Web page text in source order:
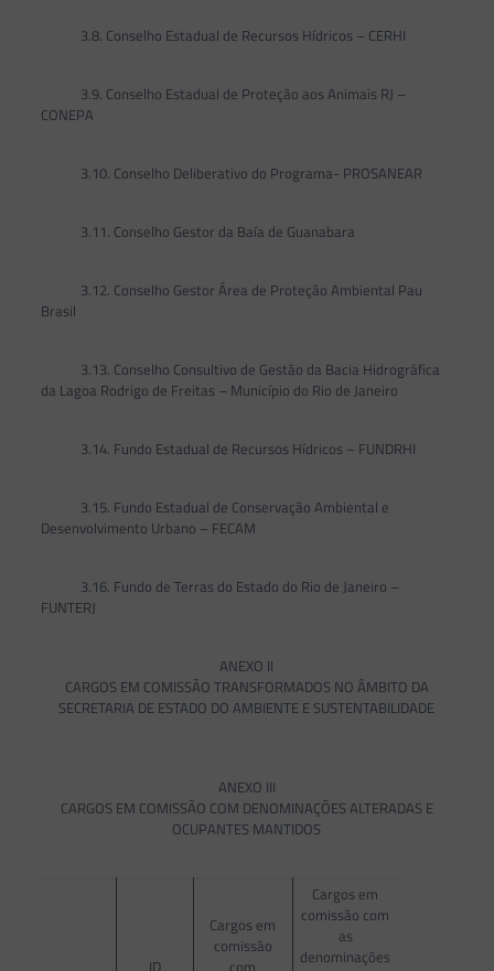
3.8. Conselho Estadual de Recursos Hídricos – CERHI
3.9. Conselho Estadual de Proteção aos Animais RJ –
CONEPA
3.10. Conselho Deliberativo do Programa- PROSANEAR
3.11. Conselho Gestor da Baía de Guanabara
3.12. Conselho Gestor Área de Proteção Ambiental Pau
Brasil
3.13. Conselho Consultivo de Gestão da Bacia Hidrográfica
da Lagoa Rodrigo de Freitas – Município do Rio de Janeiro
3.14. Fundo Estadual de Recursos Hídricos – FUNDRHI
3.15. Fundo Estadual de Conservação Ambiental e
Desenvolvimento Urbano – FECAM
3.16. Fundo de Terras do Estado do Rio de Janeiro –
FUNTERJ
ANEXO II
CARGOS EM COMISSÃO TRANSFORMADOS NO ÂMBITO DA
SECRETARIA DE ESTADO DO AMBIENTE E SUSTENTABILIDADE
ANEXO III
CARGOS EM COMISSÃO COM DENOMINAÇÕES ALTERADAS E
OCUPANTES MANTIDOS
Cargos em
comissão
Cargos em
comissão com
as
denominações